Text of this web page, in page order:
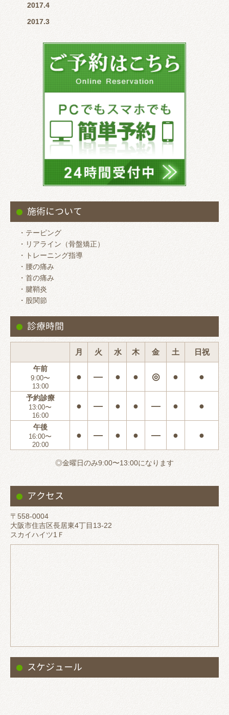
2017.4
2017.3
施術について
・テーピング
・リアライン（骨盤矯正）
・トレーニング指導
・腰の痛み
・首の痛み
・腱鞘炎
・股関節
診療時間
月 火 水 木 金 土 日祝
午前
9:00〜
13:00
● ― ● ● ◎ ● ●
予約診療
13:00〜
16:00
● ― ● ● ― ● ●
午後
16:00〜
20:00
● ― ● ● ― ● ●
◎金曜日のみ9:00〜13:00になります
アクセス
〒558-0004
大阪市住吉区長居東4丁目13-22
スカイハイツ1Ｆ
スケジュール